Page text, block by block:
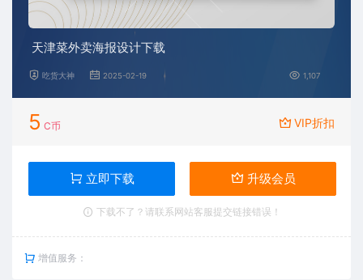
天津菜外卖海报设计下载
吃货大神 2025-02-19 1,107
5 C币 VIP折扣
立即下载 升级会员
下载不了？请联系网站客服提交链接错误！
增值服务：